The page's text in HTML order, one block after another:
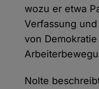
wozu er etwa
Verfassung
von
Nolte